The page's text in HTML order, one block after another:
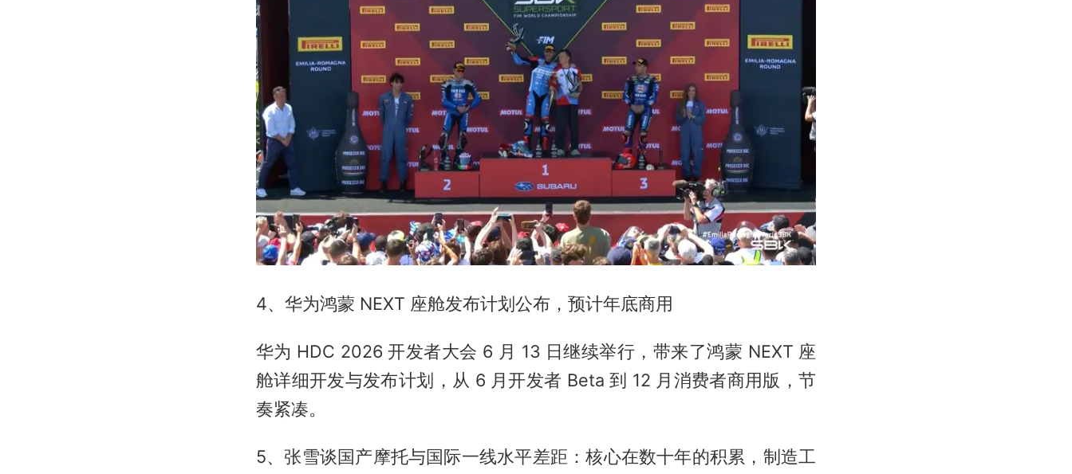
4、华为鸿蒙 NEXT 座舱发布计划公布，预计年底商用
华为 HDC 2026 开发者大会 6 月 13 日继续举行，带来了鸿蒙 NEXT 座
舱详细开发与发布计划，从 6 月开发者 Beta 到 12 月消费者商用版，节
奏紧凑。
5、张雪谈国产摩托与国际一线水平差距：核心在数十年的积累，制造工